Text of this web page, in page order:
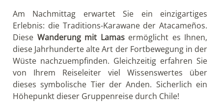
Am Nachmittag erwartet Sie ein einzigartiges
Erlebnis: die Traditions-Karawane der Atacameños.
Diese Wanderung mit Lamasermöglicht es Ihnen,
diese Jahrhunderte alte Art der Fortbewegung in der
Wüste nachzuempfinden. Gleichzeitig erfahren Sie
von Ihrem Reiseleiter viel Wissenswertes über
dieses symbolische Tier der Anden. Sicherlich ein
Höhepunkt dieser Gruppenreise durch Chile!